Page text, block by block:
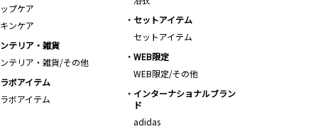
プケア
ンケア
セットアイテム
セットアイテム
テリア・雑貨
テリア・雑貨/その他
WEB限定
WEB限定/その他
ボアイテム
ボアイテム
インターナショナルブラン
ド
adidas